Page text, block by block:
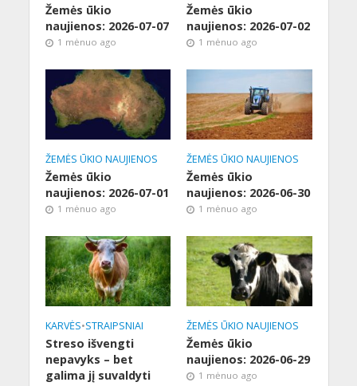
Žemės ūkio
naujienos: 2026-07-07
1 mėnuo ago
Žemės ūkio
naujienos: 2026-07-02
1 mėnuo ago
ŽEMĖS ŪKIO NAUJIENOS
Žemės ūkio
naujienos: 2026-07-01
1 mėnuo ago
ŽEMĖS ŪKIO NAUJIENOS
Žemės ūkio
naujienos: 2026-06-30
1 mėnuo ago
KARVĖS•STRAIPSNIAI
Streso išvengti
nepavyks – bet
galima jį suvaldyti
ŽEMĖS ŪKIO NAUJIENOS
Žemės ūkio
naujienos: 2026-06-29
1 mėnuo ago